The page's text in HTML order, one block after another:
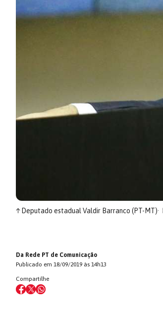
↑Deputado estadual Valdir Barranco (PT-MT)
Da Rede PT de Comunicação
Publicado em 18/09/2019 às 14h13
Compartilhe